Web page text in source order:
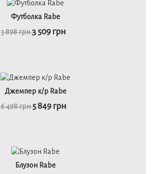
Футболка Rabe
3 898 грн 3 509 грн
46 48 52
Джемпер к/р Rabe
6 498 грн 5 849 грн
Блузон Rabe